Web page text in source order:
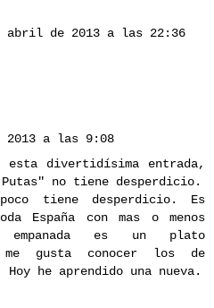
abril de 2013 a las 22:36
a las 9:08
esta divertidísima entrada,
no tiene desperdicio.
tiene desperdicio. Es
España con mas o menos
es un plato
gusta conocer los de
he aprendido una nueva.